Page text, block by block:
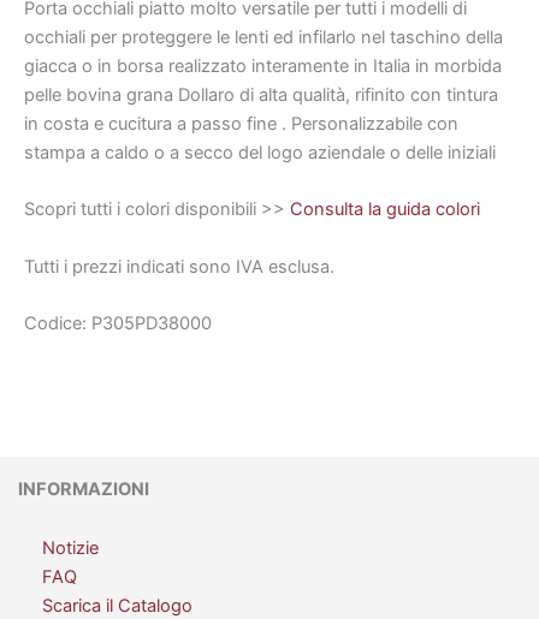
Porta occhiali piatto molto versatile per tutti i modelli di
occhiali per proteggere le lenti ed infilarlo nel taschino della
giacca o in borsa realizzato interamente in Italia in morbida
pelle bovina grana Dollaro di alta qualità, rifinito con tintura
in costa e cucitura a passo fine . Personalizzabile con
stampa a caldo o a secco del logo aziendale o delle iniziali
Scopri tutti i colori disponibili >> Consulta la guida colori
Tutti i prezzi indicati sono IVA esclusa.
Codice: P305PD38000
INFORMAZIONI
Notizie
FAQ
Scarica il Catalogo